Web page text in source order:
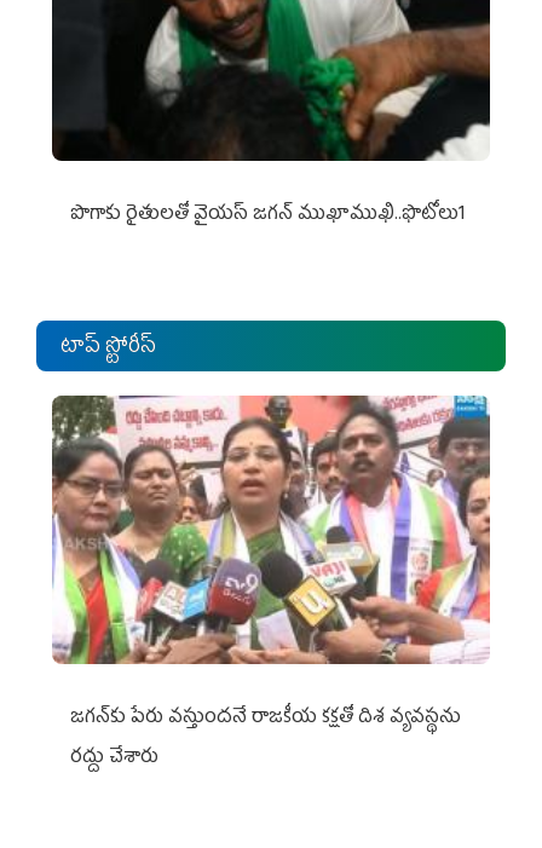
పొగాకు రైతుల‌తో వైయ‌స్ జ‌గ‌న్ ముఖాముఖి..ఫొటోలు1
టాప్ స్టోరీస్
జగన్‌కు పేరు వస్తుందనే రాజకీయ కక్షతో దిశ వ్య‌వ‌స్థ‌ను
రద్దు చేశారు